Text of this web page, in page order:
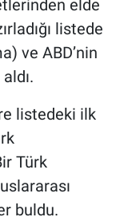
elde
listede
ve ABD’nin
listedeki ilk
Türk
buldu.